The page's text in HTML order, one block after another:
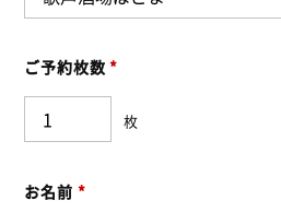
ご予約枚数*
枚
お名前 *